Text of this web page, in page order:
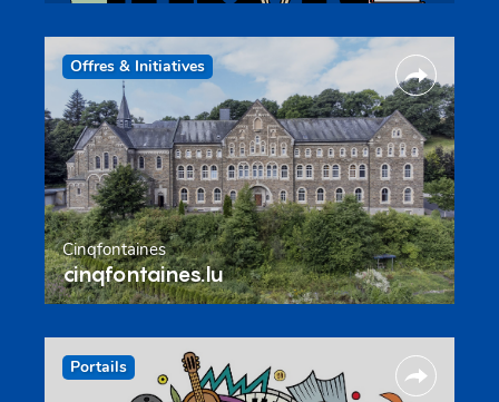
Offres & Initiatives
Cinqfontaines
cinqfontaines.lu
Portails